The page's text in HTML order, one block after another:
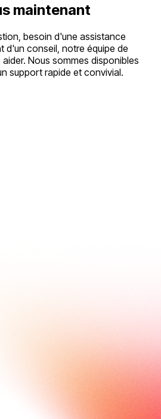
maintenant
besoin d'une assistance
d'un conseil, notre équipe de
Nous sommes disponibles
support rapide et convivial.